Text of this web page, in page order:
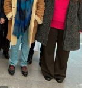
croisé
projet Erasmus
sur l'éducation
la France…